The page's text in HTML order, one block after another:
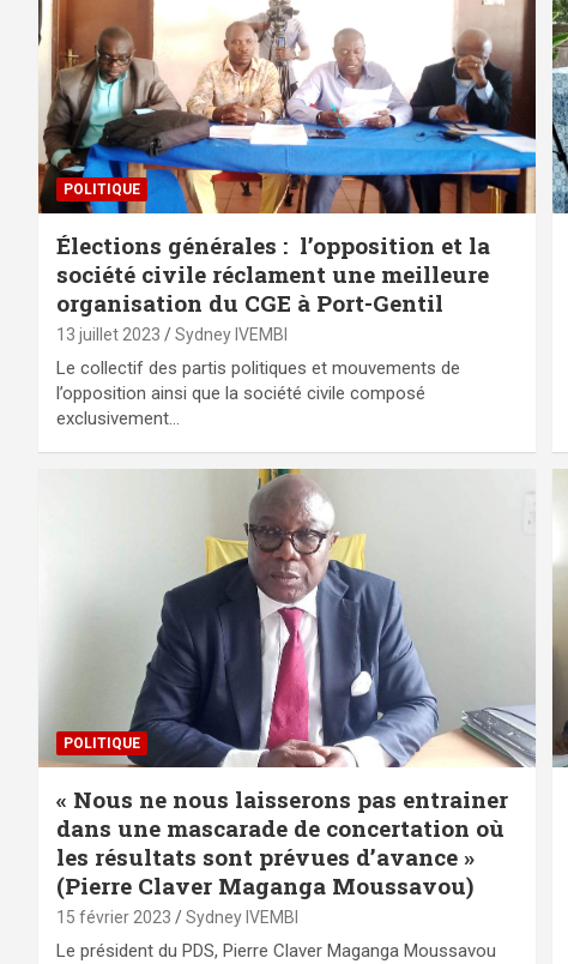
POLITIQUE
Élections générales : l’opposition et la
société civile réclament une meilleure
organisation du CGE à Port-Gentil
13 juillet 2023 Sydney IVEMBI
Le collectif des partis politiques et mouvements de
l’opposition ainsi que la société civile composé
exclusivement…
POLITIQUE
« Nous ne nous laisserons pas entrainer
dans une mascarade de concertation où
les résultats sont prévues d’avance »
(Pierre Claver Maganga Moussavou)
15 février 2023 Sydney IVEMBI
Le président du PDS, Pierre Claver Maganga Moussavou